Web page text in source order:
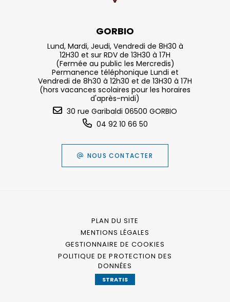
GORBIO
Lund, Mardi, Jeudi, Vendredi de 8H30 à
12H30 et sur RDV de 13H30 à 17H
(Fermée au public les Mercredis)
Permanence téléphonique Lundi et
Vendredi de 8h30 à 12h30 et de 13H30 à 17H
(hors vacances scolaires pour les horaires
d'après-midi)
30 rue Garibaldi 06500 GORBIO
04 92 10 66 50
NOUS CONTACTER
PLAN DU SITE
MENTIONS LÉGALES
GESTIONNAIRE DE COOKIES
POLITIQUE DE PROTECTION DES
DONNÉES
STRATIS